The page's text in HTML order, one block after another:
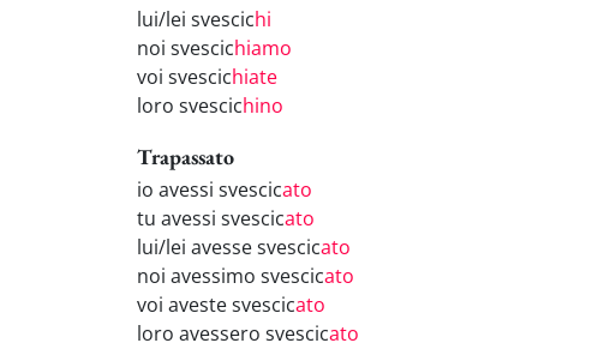
lui/lei svescichi
noi svescichiamo
voi svescichiate
loro svescichino
Trapassato
io avessi svescicato
tu avessi svescicato
lui/lei avesse svescicato
noi avessimo svescicato
voi aveste svescicato
loro avessero svescicato